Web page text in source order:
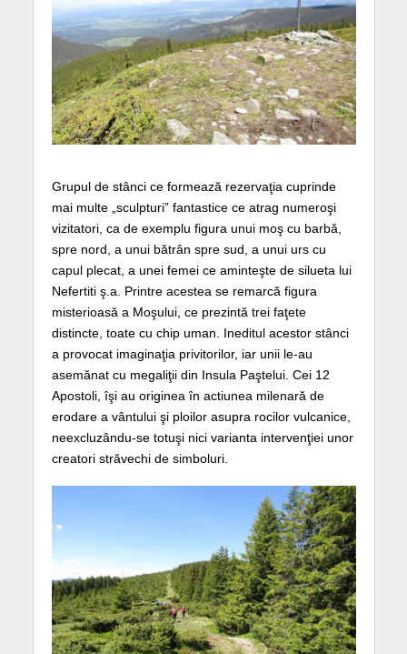
Grupul de stânci ce formează rezervaţia cuprinde
mai multe „sculpturi” fantastice ce atrag numeroşi
vizitatori, ca de exemplu figura unui moş cu barbă,
spre nord, a unui bătrân spre sud, a unui urs cu
capul plecat, a unei femei ce aminteşte de silueta lui
Nefertiti ş.a. Printre acestea se remarcă figura
misterioasă a Moşului, ce prezintă trei faţete
distincte, toate cu chip uman. Ineditul acestor stânci
a provocat imaginaţia privitorilor, iar unii le-au
asemănat cu megaliţii din Insula Paştelui. Cei 12
Apostoli, îşi au originea în actiunea milenară de
erodare a vântului şi ploilor asupra rocilor vulcanice,
neexcluzându-se totuşi nici varianta intervenţiei unor
creatori străvechi de simboluri.